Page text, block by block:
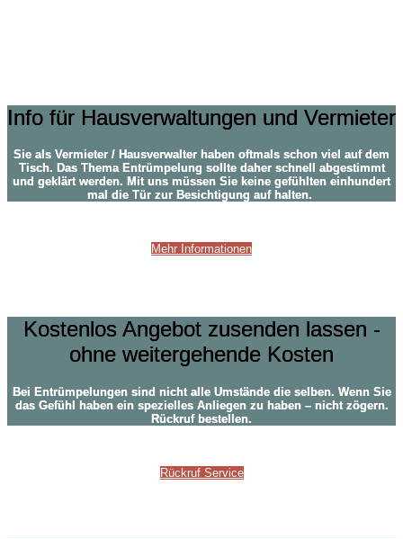
Info für Hausverwaltungen und Vermieter
Sie als Vermieter / Hausverwalter haben oftmals schon viel auf dem
Tisch. Das Thema Entrümpelung sollte daher schnell abgestimmt
und geklärt werden. Mit uns müssen Sie keine gefühlten einhundert
mal die Tür zur Besichtigung auf halten.
Mehr Informationen
Kostenlos Angebot zusenden lassen -
ohne weitergehende Kosten
Bei Entrümpelungen sind nicht alle Umstände die selben. Wenn Sie
das Gefühl haben ein spezielles Anliegen zu haben – nicht zögern.
Rückruf bestellen.
Rückruf Service